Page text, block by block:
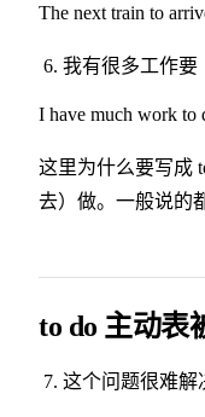
The next train to
我有很多工作要
I have much work
这里为什么要写成
去）做。一般说的
to do 主动表
这个问题很难解